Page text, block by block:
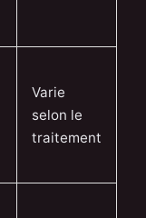
Varie
selon le
traitement